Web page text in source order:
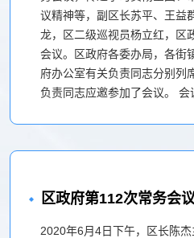
议精神等，副区长苏平、王益
龙，区二级巡视员杨立红，区
会议。区政府各委办局，各街
府办公室有关负责同志分别列
负责同志应邀参加了会议。 会
区政府第112次常务会议
2020年6月4日下午，区长陈